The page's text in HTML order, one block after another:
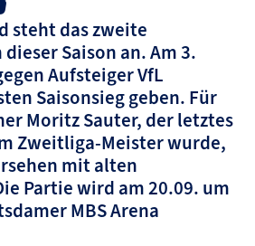
steht das zweite
Saison an. Am 3.
Aufsteiger VfL
Saisonsieg geben. Für
Moritz Sauter, der letztes
Zweitliga-Meister wurde,
mit alten
Partie wird am 20.09. um
MBS Arena